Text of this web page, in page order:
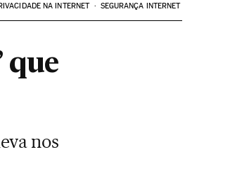
NA INTERNET SEGURANÇA INTERNET
que
nos